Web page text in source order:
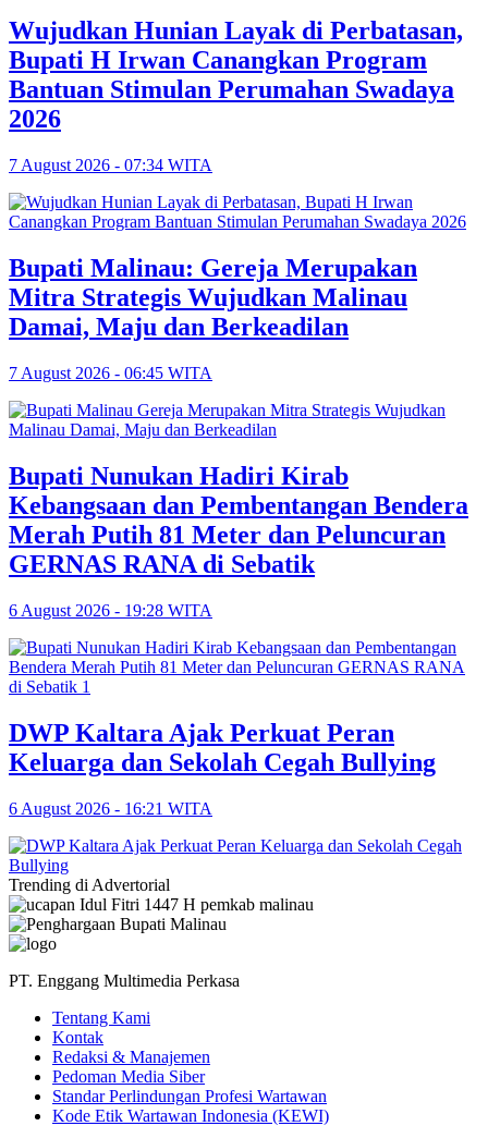
Wujudkan Hunian Layak di Perbatasan,
Bupati H Irwan Canangkan Program
Bantuan Stimulan Perumahan Swadaya
2026
7 August 2026 - 07:34 WITA
Bupati Malinau: Gereja Merupakan
Mitra Strategis Wujudkan Malinau
Damai, Maju dan Berkeadilan
7 August 2026 - 06:45 WITA
Bupati Nunukan Hadiri Kirab
Kebangsaan dan Pembentangan Bendera
Merah Putih 81 Meter dan Peluncuran
GERNAS RANA di Sebatik
6 August 2026 - 19:28 WITA
DWP Kaltara Ajak Perkuat Peran
Keluarga dan Sekolah Cegah Bullying
6 August 2026 - 16:21 WITA
Trending di Advertorial
PT. Enggang Multimedia Perkasa
Tentang Kami
Kontak
Redaksi & Manajemen
Pedoman Media Siber
Standar Perlindungan Profesi Wartawan
Kode Etik Wartawan Indonesia (KEWI)